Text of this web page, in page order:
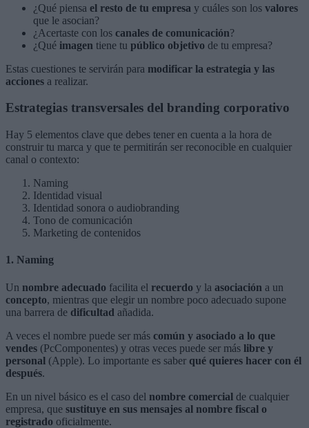
¿Qué piensa el resto de tu empresa y cuáles son los valores
que le asocian?
¿Acertaste con los canales de comunicación?
¿Qué imagen tiene tu público objetivo de tu empresa?
Estas cuestiones te servirán para modificar la estrategia y las
acciones a realizar.
Estrategias transversales del branding corporativo
Hay 5 elementos clave que debes tener en cuenta a la hora de
construir tu marca y que te permitirán ser reconocible en cualquier
canal o contexto:
Naming
Identidad visual
Identidad sonora o audiobranding
Tono de comunicación
Marketing de contenidos
1. Naming
Un nombre adecuado facilita el recuerdo y la asociación a un
concepto, mientras que elegir un nombre poco adecuado supone
una barrera de dificultad añadida.
A veces el nombre puede ser más común y asociado a lo que
vendes (PcComponentes) y otras veces puede ser más libre y
personal (Apple). Lo importante es saber qué quieres hacer con él
después.
En un nivel básico es el caso del nombre comercial de cualquier
empresa, que sustituye en sus mensajes al nombre fiscal o
registrado oficialmente.